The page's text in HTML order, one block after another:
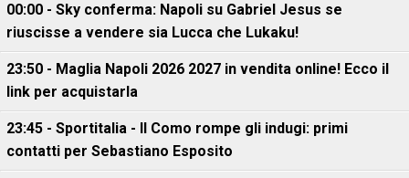
00:00 - Sky conferma: Napoli su Gabriel Jesus se
riuscisse a vendere sia Lucca che Lukaku!
23:50 - Maglia Napoli 2026 2027 in vendita online! Ecco il
link per acquistarla
23:45 - Sportitalia - Il Como rompe gli indugi: primi
contatti per Sebastiano Esposito